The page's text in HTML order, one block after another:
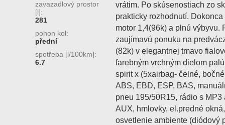
zavazadlový prostor
[l]:
281
pohon kol:
přední
spotřeba [l/100km]:
6.7
vrátim. Po skúsenostiach zo
prakticky rozhodnutí.
motor 1,4(96k) a plnú výbyvu.
zaujímavú ponuku na
(82k) v elegantnej tmavo
farebným vrchným dielom
spirit x (5xairbag- čelné,
ABS, EBD, ESP, BAS,
pneu 195/50R15, rádio s
AUX, hmlovky, el.predné
osvetlenie ambiente (diódový